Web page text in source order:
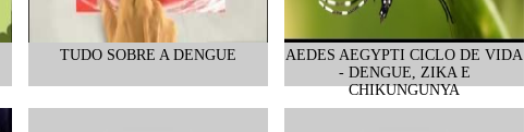
TUDO SOBRE A DENGUE
AEDES AEGYPTI CICLO DE VIDA
- DENGUE, ZIKA E
CHIKUNGUNYA